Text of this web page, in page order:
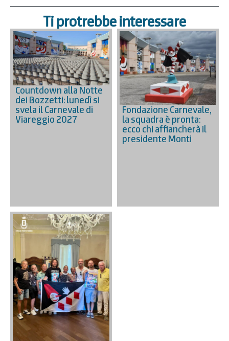
Ti protrebbe interessare
Countdown alla Notte
dei Bozzetti: lunedì si
svela il Carnevale di
Viareggio 2027
Fondazione Carnevale,
la squadra è pronta:
ecco chi affiancherà il
presidente Monti